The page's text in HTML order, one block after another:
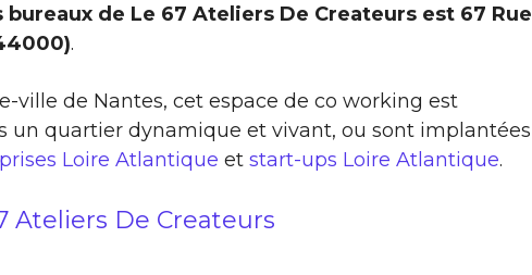
de Le 67 Ateliers De Createurs est 67 Rue
.
ville de Nantes, cet espace de co working est
un quartier dynamique et vivant, ou sont implantées
Loire Atlantique et start-ups Loire Atlantique.
Ateliers De Createurs